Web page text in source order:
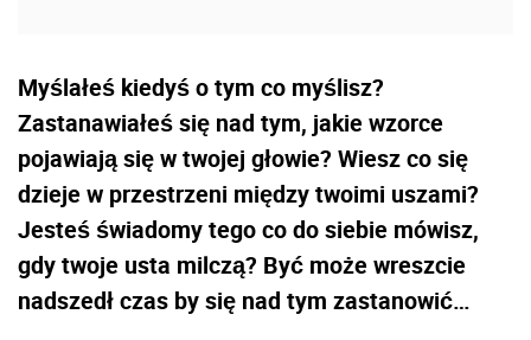
Myślałeś kiedyś o tym co myślisz?
Zastanawiałeś się nad tym, jakie wzorce
pojawiają się w twojej głowie? Wiesz co się
dzieje w przestrzeni między twoimi uszami?
Jesteś świadomy tego co do siebie mówisz,
gdy twoje usta milczą? Być może wreszcie
nadszedł czas by się nad tym zastanowić…